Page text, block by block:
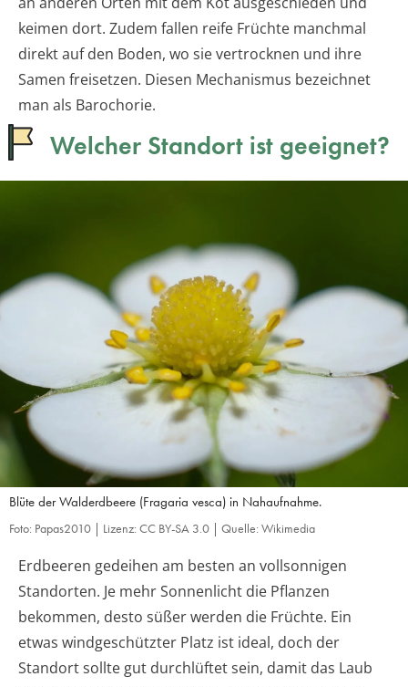
keimen dort. Zudem fallen reife Früchte manchmal
direkt auf den Boden, wo sie vertrocknen und ihre
Samen freisetzen. Diesen Mechanismus bezeichnet
man als Barochorie.
Welcher Standort ist geeignet?
Blüte der Walderdbeere (Fragaria vesca) in Nahaufnahme.
Foto: Papas2010 | Lizenz: CC BY-SA 3.0 | Quelle: Wikimedia
Erdbeeren gedeihen am besten an vollsonnigen
Standorten. Je mehr Sonnenlicht die Pflanzen
bekommen, desto süßer werden die Früchte. Ein
etwas windgeschützter Platz ist ideal, doch der
Standort sollte gut durchlüftet sein, damit das Laub